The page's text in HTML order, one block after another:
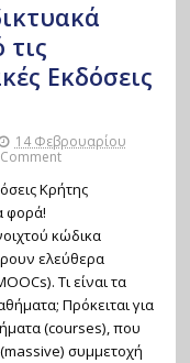
Εκδόσεις
14 Φεβρουαρίου
Κρήτης
φορά!
κώδικα
ελεύθερα
Τι είναι τα
Πρόκειται για
(courses), που
συμμετοχή